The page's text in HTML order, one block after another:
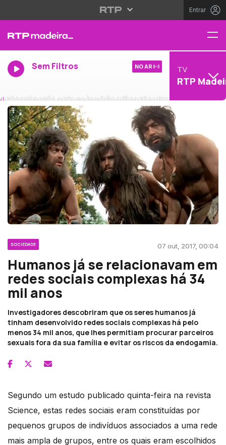
Entrar
Sem Filtros NO AR TV
RTP
SOCIEDADE 07 out, 2017, 00:04
Humanos já se relacionavam em
redes sociais complexas há 34
mil anos
Investigadores descobriram que os seres humanos já
tinham desenvolvido redes sociais complexas há pelo
menos 34 mil anos, que lhes permitiam procurar parceiros
sexuais fora da sua família e evitar os riscos da endogamia.
Segundo um estudo publicado quinta-feira na revista
Science, estas redes sociais eram constituídas por
pequenos grupos de indivíduos associados a uma rede
mais ampla de grupos, entre os quais eram escolhidos